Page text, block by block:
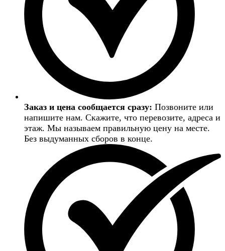
Заказ и цена сообщается сразу: Позвоните или
напишите нам. Скажите, что перевозите, адреса и
этаж. Мы называем правильную цену на месте.
Без выдуманных сборов в конце.